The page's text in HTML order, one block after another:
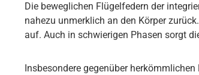
Die beweglichen Flügelfedern der
nahezu unmerklich an den Körper
auf. Auch in schwierigen Phasen sorgt
Insbesondere gegenüber